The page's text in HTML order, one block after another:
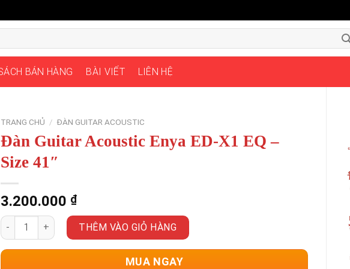
BÁN HÀNG BÀI VIẾT LIÊN HỆ
TRANG CHỦ / ĐÀN GUITAR ACOUSTIC
Đàn Guitar Acoustic Enya ED-X1 EQ –
Size 41″
3.200.000 ₫
Đàn Guitar Acoustic Enya ED-X1 EQ - Size 41" số lượng
THÊM VÀO GIỎ HÀNG
MUA NGAY